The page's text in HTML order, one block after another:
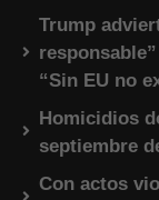
Trump
“Sin EU no
Homicidios
septiembre
Con actos